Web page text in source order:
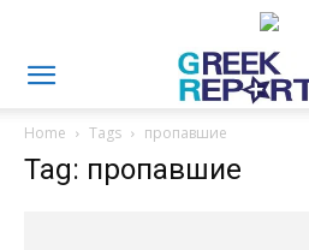
Home Tags пропавшие
Tag: пропавшие